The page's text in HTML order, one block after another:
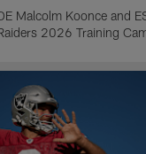
Malcolm Koonce and
2026 Training